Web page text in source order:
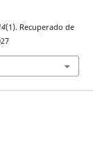
(1). Recuperado de